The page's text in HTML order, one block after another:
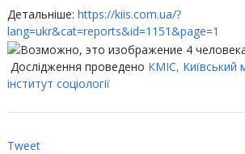
Детальніше: https://kiis.com.ua/?
lang=ukr&cat=reports&id=1151&page=1
Дослідження проведено КМІС, Київський
інститут соціології
Tweet